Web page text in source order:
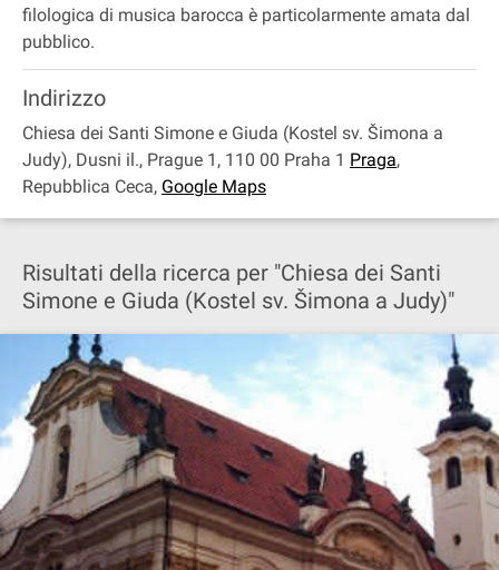
filologica di musica barocca è particolarmente amata dal
pubblico.
Indirizzo
Chiesa dei Santi Simone e Giuda (Kostel sv. Šimona a
Judy), Dusni il., Prague 1, 110 00 Praha 1 Praga,
Repubblica Ceca, Google Maps
Risultati della ricerca per "Chiesa dei Santi
Simone e Giuda (Kostel sv. Šimona a Judy)"